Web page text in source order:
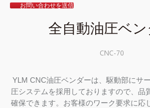
お問い合わせを送信
全自動油圧ベ
CNC-70
YLM CNC油圧ベンダーは、駆動部に
圧システムを採用しておりますので、品
確保できます。お客様のワーク要求に応